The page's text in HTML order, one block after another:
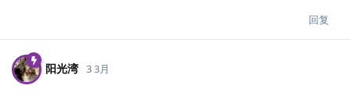
回复
阳光湾 3 3月